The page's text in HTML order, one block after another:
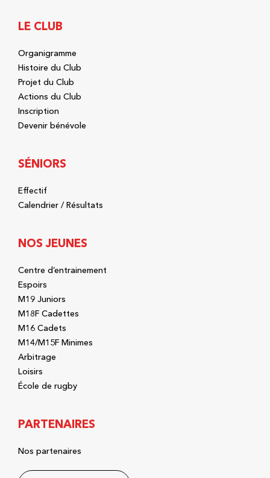
LE CLUB
Organigramme
Histoire du Club
Projet du Club
Actions du Club
Inscription
Devenir bénévole
SÉNIORS
Effectif
Calendrier / Résultats
NOS JEUNES
Centre d’entrainement
Espoirs
M19 Juniors
M18F Cadettes
M16 Cadets
M14/M15F Minimes
Arbitrage
Loisirs
École de rugby
PARTENAIRES
Nos partenaires